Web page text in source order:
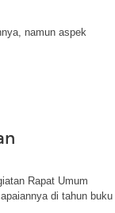
namun aspek
Rapat Umum
di tahun buku